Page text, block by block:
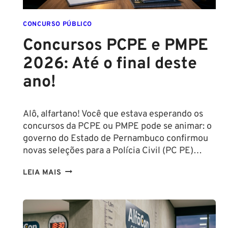
CONCURSO PÚBLICO
Concursos PCPE e PMPE
2026: Até o final deste
ano!
Alô, alfartano! Você que estava esperando os
concursos da PCPE ou PMPE pode se animar: o
governo do Estado de Pernambuco confirmou
novas seleções para a Polícia Civil (PC PE)…
LEIA MAIS CONCURSOS
PMPE
2026: